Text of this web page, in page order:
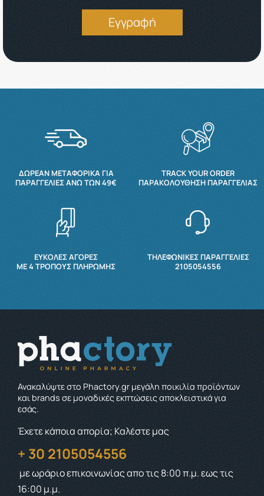
Εγγραφή
ΔΩΡΕΆΝ ΜΕΤΑΦΟΡΙΚΆ ΓΙΑ
ΠΑΡΑΓΓΕΛΊΕΣ ΆΝΩ ΤΩΝ 49€
TRACK YOUR ORDER
ΠΑΡΑΚΟΛΟΎΘΗΣΗ ΠΑΡΑΓΓΕΛΊΑΣ
ΕΥΚΟΛΕΣ ΑΓΟΡΕΣ
ΜΕ 4 ΤΡΌΠΟΥΣ ΠΛΗΡΩΜΉΣ
ΤΗΛΕΦΩΝΙΚΕΣ ΠΑΡΑΓΓΕΛΙΕΣ
2105054556
Ανακαλύψτε στο Phactory.gr μεγάλη ποικιλία προϊόντων
και brands σε μοναδικές εκπτώσεις αποκλειστικά για
εσάς.
Έχετε κάποια απορία; Καλέστε μας
+ 30 2105054556
με ωράριο επικοινωνίαςαπο τις 8:00 π.μ. εως τις
16:00 μ.μ.